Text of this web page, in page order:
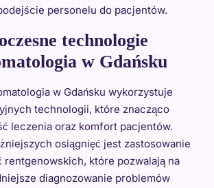
personelu do pacjentów.
technologie
w Gdańsku
w Gdańsku wykorzystuje
technologii, które znacząco
leczenia oraz komfort pacjentów.
osiągnięć jest zastosowanie
które pozwalają na
diagnozowanie problemów